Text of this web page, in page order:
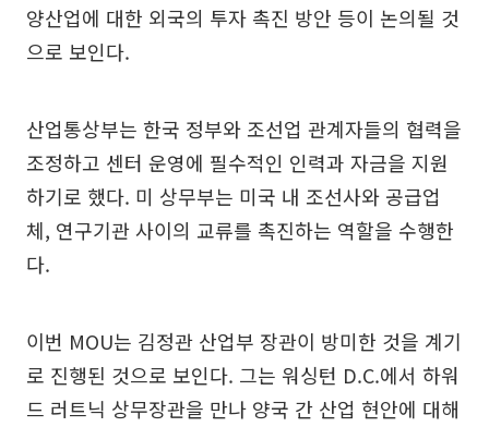
양산업에 대한 외국의 투자 촉진 방안 등이 논의될 것
으로 보인다.
산업통상부는 한국 정부와 조선업 관계자들의 협력을
조정하고 센터 운영에 필수적인 인력과 자금을 지원
하기로 했다. 미 상무부는 미국 내 조선사와 공급업
체, 연구기관 사이의 교류를 촉진하는 역할을 수행한
다.
이번 MOU는 김정관 산업부 장관이 방미한 것을 계기
로 진행된 것으로 보인다. 그는 워싱턴 D.C.에서 하워
드 러트닉 상무장관을 만나 양국 간 산업 현안에 대해